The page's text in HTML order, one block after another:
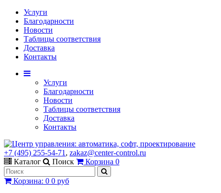
Услуги
Благодарности
Новости
Таблицы соответствия
Доставка
Контакты
Услуги
Благодарности
Новости
Таблицы соответствия
Доставка
Контакты
+7 (495) 255-54-71 , zakaz@center-control.ru
Каталог
Поиск Корзина 0
Корзина: 0 0 руб